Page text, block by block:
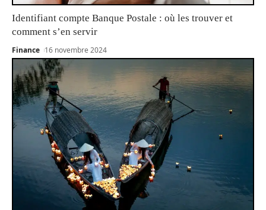
Identifiant compte Banque Postale : où les trouver et
comment s’en servir
Finance 16 novembre 2024